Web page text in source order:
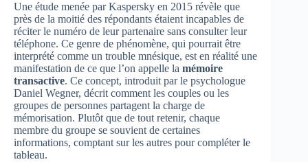
Une étude menée par Kaspersky en 2015 révèle que
près de la moitié des répondants étaient incapables de
réciter le numéro de leur partenaire sans consulter leur
téléphone. Ce genre de phénomène, qui pourrait être
interprété comme un trouble mnésique, est en réalité une
manifestation de ce que l’on appelle la mémoire
transactive. Ce concept, introduit par le psychologue
Daniel Wegner, décrit comment les couples ou les
groupes de personnes partagent la charge de
mémorisation. Plutôt que de tout retenir, chaque
membre du groupe se souvient de certaines
informations, comptant sur les autres pour compléter le
tableau.